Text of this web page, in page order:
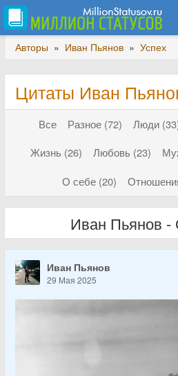
Авторы » Иван Пьянов » Успех
Цитаты Иван
Все Разное (72) Люди
Жизнь (26)
Любовь (23)
О себе (20)
Иван Пьянов -
Иван Пьянов
29 Мая 2025